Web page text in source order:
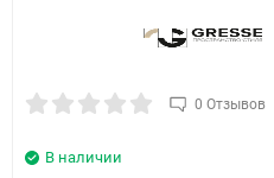
0 Отзывов
В наличии